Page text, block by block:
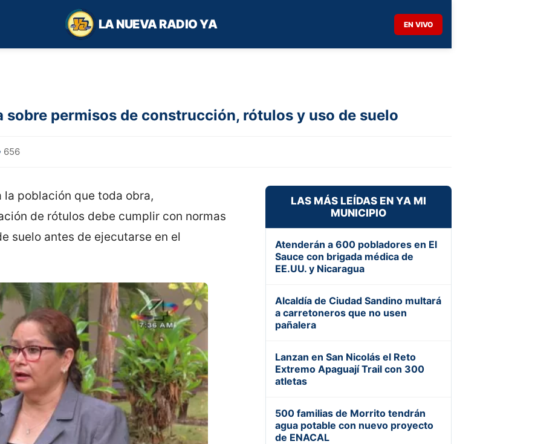
LA NUEVA RADIO YA EN VIVO
permisos de construcción, rótulos y uso de suelo
656
la población que toda obra,
de rótulos debe cumplir con normas
suelo antes de ejecutarse en el
LAS MÁS LEÍDAS EN YA MI
MUNICIPIO
Atenderán a 600 pobladores en El
Sauce con brigada médica de
EE.UU. y Nicaragua
Alcaldía de Ciudad Sandino multará
a carretoneros que no usen
pañalera
Lanzan en San Nicolás el Reto
Extremo Apaguají Trail con 300
atletas
500 familias de Morrito tendrán
agua potable con nuevo proyecto
de ENACAL